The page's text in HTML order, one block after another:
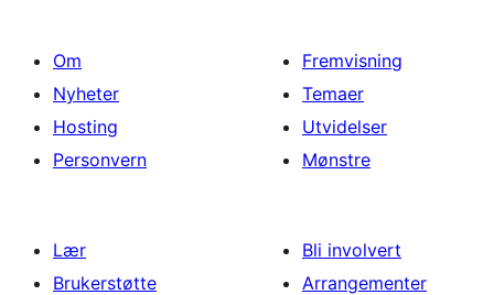
Om
Nyheter
Hosting
Personvern
Fremvisning
Temaer
Utvidelser
Mønstre
Lær
Brukerstøtte
Bli involvert
Arrangementer